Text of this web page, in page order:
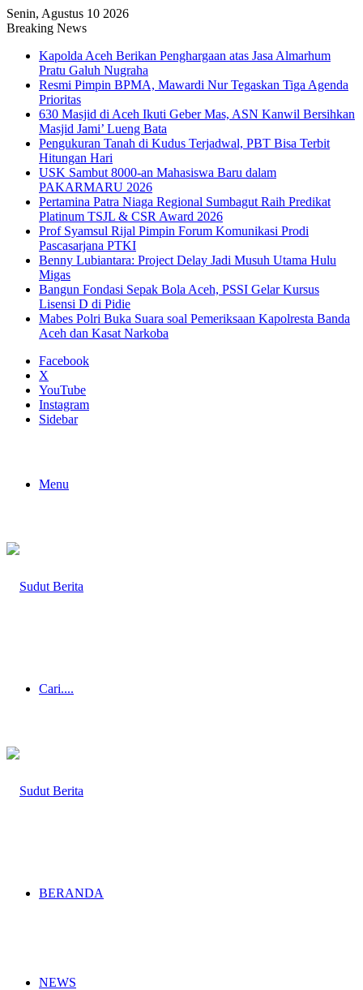
Senin, Agustus 10 2026
Breaking News
Kapolda Aceh Berikan Penghargaan atas Jasa Almarhum
Pratu Galuh Nugraha
Resmi Pimpin BPMA, Mawardi Nur Tegaskan Tiga Agenda
Prioritas
630 Masjid di Aceh Ikuti Geber Mas, ASN Kanwil Bersihkan
Masjid Jami’ Lueng Bata
Pengukuran Tanah di Kudus Terjadwal, PBT Bisa Terbit
Hitungan Hari
USK Sambut 8000-an Mahasiswa Baru dalam
PAKARMARU 2026
Pertamina Patra Niaga Regional Sumbagut Raih Predikat
Platinum TSJL & CSR Award 2026
Prof Syamsul Rijal Pimpin Forum Komunikasi Prodi
Pascasarjana PTKI
Benny Lubiantara: Project Delay Jadi Musuh Utama Hulu
Migas
Bangun Fondasi Sepak Bola Aceh, PSSI Gelar Kursus
Lisensi D di Pidie
Mabes Polri Buka Suara soal Pemeriksaan Kapolresta Banda
Aceh dan Kasat Narkoba
Facebook
X
YouTube
Instagram
Sidebar
Menu
Cari....
BERANDA
NEWS